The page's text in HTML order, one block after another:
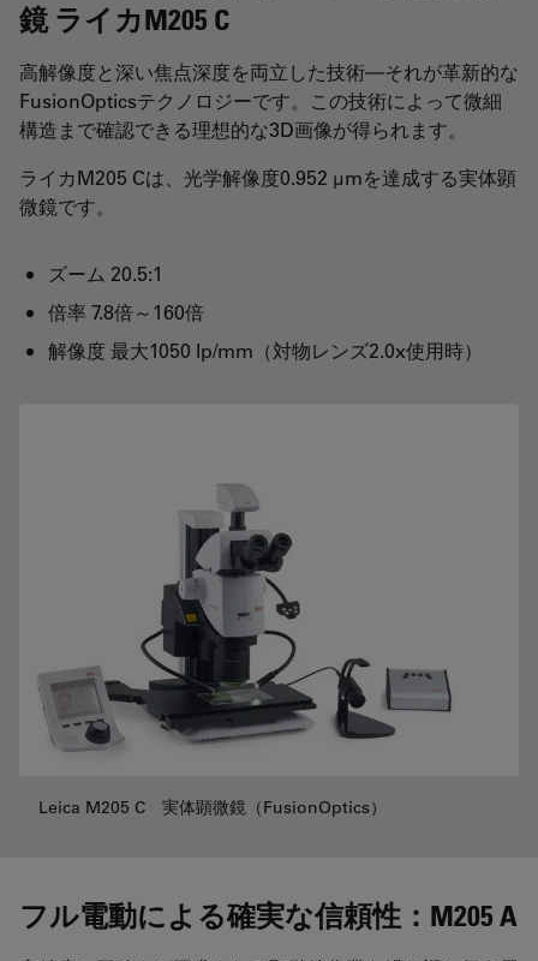
鏡 ライカM205 C
高解像度と深い焦点深度を両立した技術―それが革新的な
FusionOpticsテクノロジーです。この技術によって微細
構造まで確認できる理想的な3D画像が得られます。
ライカM205 Cは、光学解像度0.952 µmを達成する実体顕
微鏡です。
ズーム 20.5:1
倍率 7.8倍～160倍
解像度 最大1050 lp/mm（対物レンズ2.0x使用時）
Leica M205 C 実体顕微鏡（FusionOptics）
フル電動による確実な信頼性：M205 A